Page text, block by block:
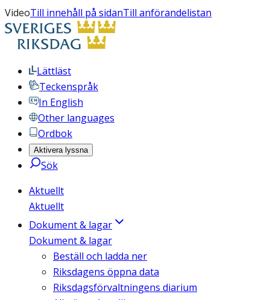
VideoTill innehåll på sidanTill anförandelistan
Lättläst
Teckenspråk
In English
Other languages
Ordbok
Aktivera lyssna
Sök
Aktuellt
Aktuellt
Dokument & lagar
Dokument & lagar
Beställ och ladda ner
Riksdagens öppna data
Riksdagsförvaltningens diarium